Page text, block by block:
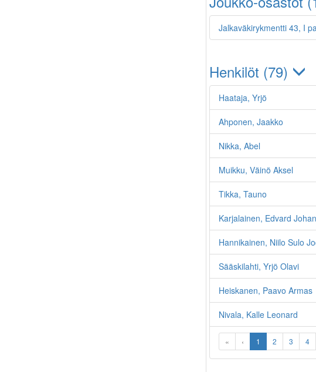
Jalkaväkirykmentti 43, I
Henkilöt (79)
Haataja, Yrjö
Ahponen, Jaakko
Nikka, Abel
Muikku, Väinö Aksel
Tikka, Tauno
Karjalainen, Edvard
Hannikainen, Niilo Sulo
Sääskilahti, Yrjö Olavi
Heiskanen, Paavo Armas
Nivala, Kalle Leonard
« ‹ 1 2 3 4